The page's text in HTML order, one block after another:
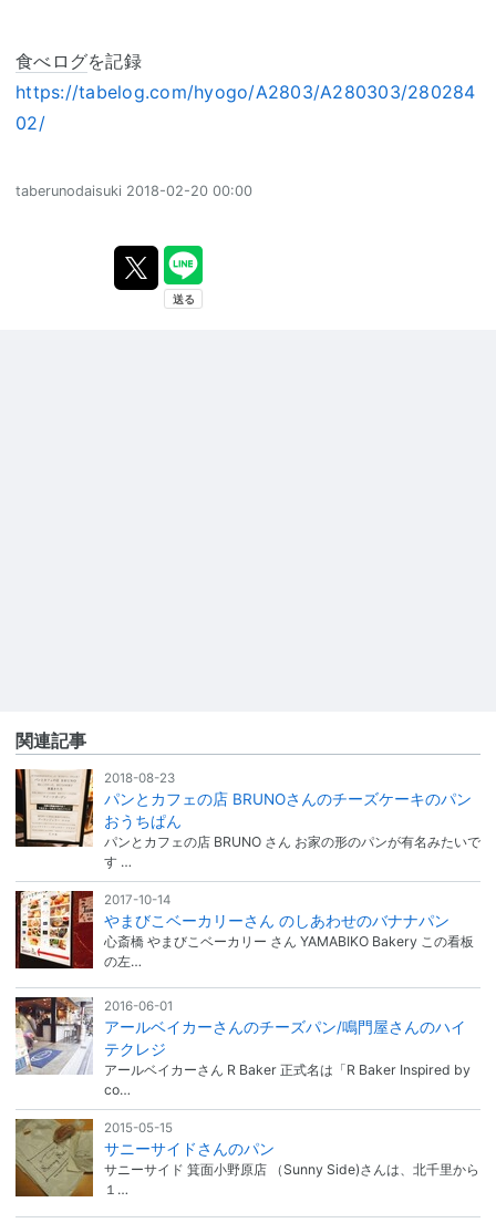
食べログを記録
https://tabelog.com/hyogo/A2803/A280303/280284
02/
taberunodaisuki 2018-02-20 00:00
関連記事
2018-08-23
パンとカフェの店 BRUNOさんのチーズケーキのパン
おうちぱん
パンとカフェの店 BRUNO さん お家の形のパンが有名みたいで
す …
2017-10-14
やまびこベーカリーさん のしあわせのバナナパン
心斎橋 やまびこベーカリー さん YAMABIKO Bakery この看板
の左…
2016-06-01
アールベイカーさんのチーズパン/鳴門屋さんのハイ
テクレジ
アールベイカーさん R Baker 正式名は「R Baker Inspired by
co…
2015-05-15
サニーサイドさんのパン
サニーサイド 箕面小野原店 （Sunny Side)さんは、北千里から
１…